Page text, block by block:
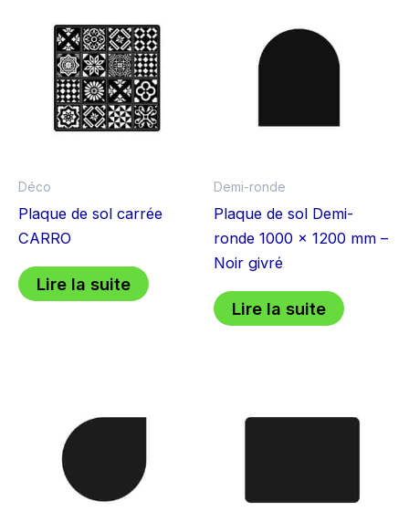
Déco
Plaque de sol carrée
CARRO
Lire la suite
Demi-ronde
Plaque de sol Demi-
ronde 1000 x 1200 mm –
Noir givré
Lire la suite